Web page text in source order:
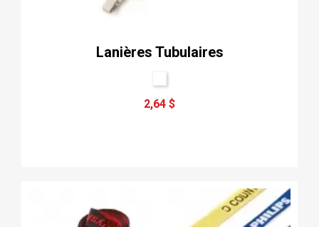
Lanières Tubulaires
2,64 $